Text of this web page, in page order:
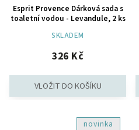
Esprit Provence Dárková sada s
toaletní vodou - Levandule, 2 ks
SKLADEM
326 Kč
novinka